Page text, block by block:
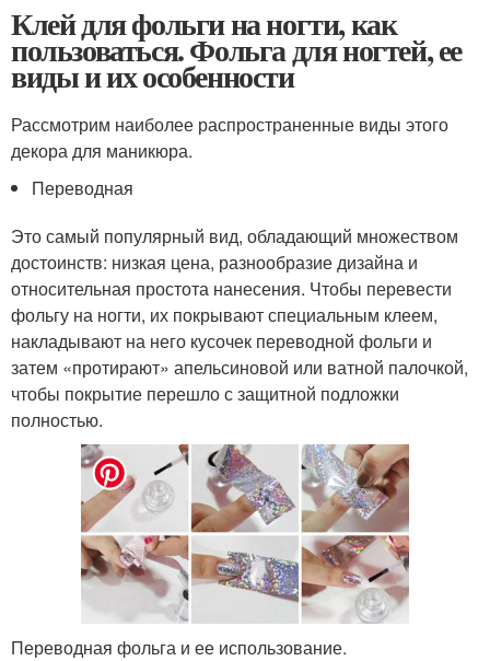
Клей для фольги на ногти, как
пользоваться. Фольга для ногтей, ее
виды и их особенности
Рассмотрим наиболее распространенные виды этого
декора для маникюра.
Переводная
Это самый популярный вид, обладающий множеством
достоинств: низкая цена, разнообразие дизайна и
относительная простота нанесения. Чтобы перевести
фольгу на ногти, их покрывают специальным клеем,
накладывают на него кусочек переводной фольги и
затем «протирают» апельсиновой или ватной палочкой,
чтобы покрытие перешло с защитной подложки
полностью.
Переводная фольга и ее использование.